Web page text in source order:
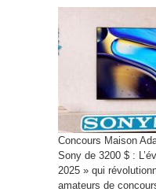
Concours Maison
Sony de 3200 $ :
2025 » qui
amateurs de